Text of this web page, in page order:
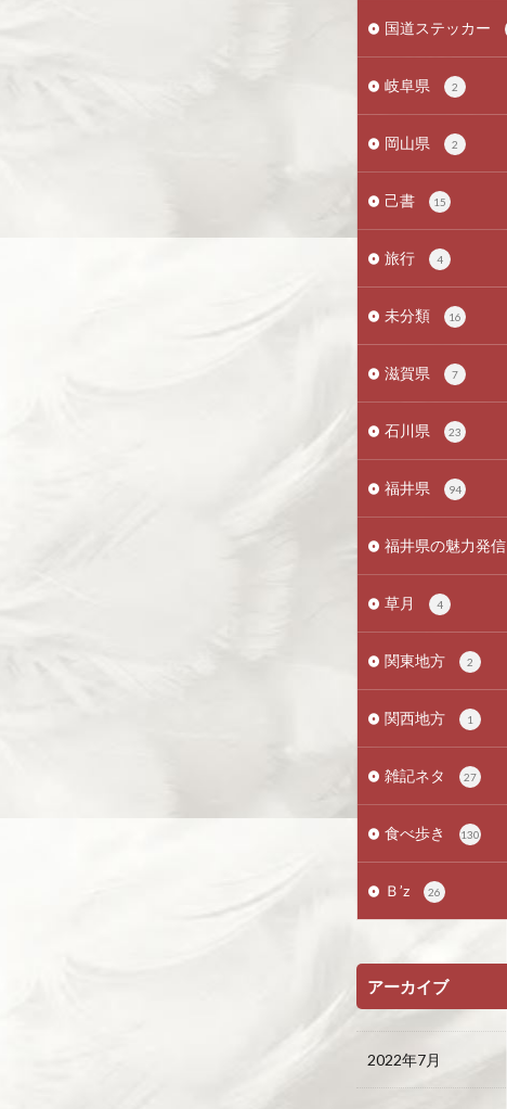
国道ステッカー
岐阜県 2
岡山県 2
己書 15
旅行 4
未分類 16
滋賀県 7
石川県 23
福井県 94
福井県の魅力発信
草月 4
関東地方 2
関西地方 1
雑記ネタ 27
食べ歩き 130
Ｂ’z 26
アーカイブ
2022年7月